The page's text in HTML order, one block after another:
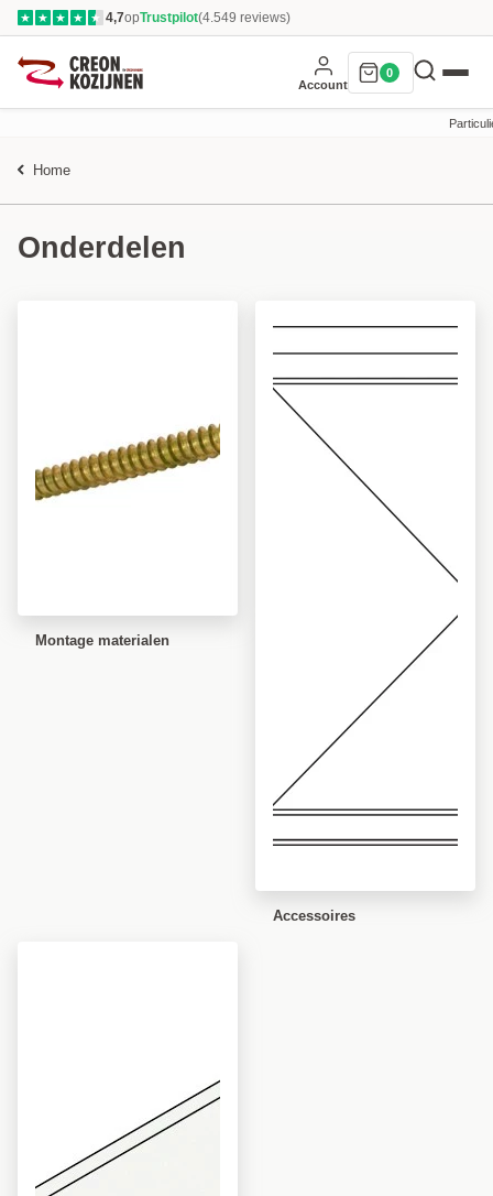
★ ★ ★ ★ ★ 4,7opTrustpilot(4.549 reviews)
Account
0
Home
Onderdelen
Montage materialen
Accessoires